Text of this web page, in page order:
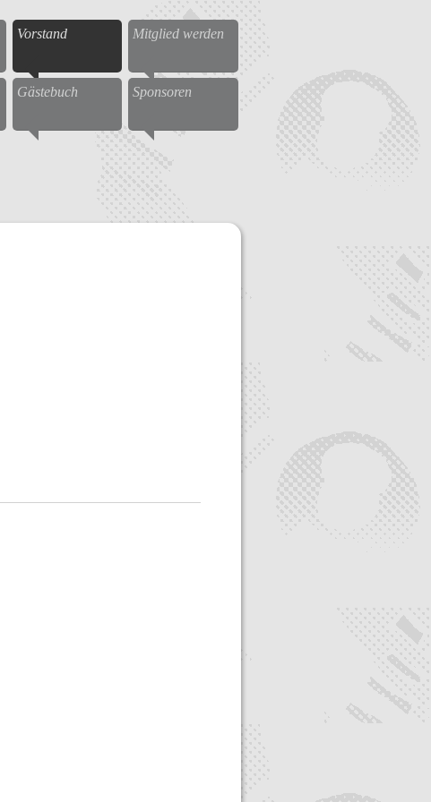
Vorstand Mitglied werden
Gästebuch Sponsoren